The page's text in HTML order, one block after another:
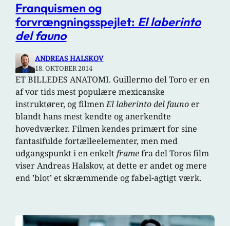
Franquismen og
forvrængningsspejlet: El laberinto
del fauno
ANDREAS HALSKOV
18. OKTOBER 2014
ET BILLEDES ANATOMI. Guillermo del Toro er en
af vor tids mest populære mexicanske
instruktører, og filmenEl laberinto del fauno er
blandt hans mest kendte og anerkendte
hovedværker. Filmen kendes primært for sine
fantasifulde fortælleelementer, men med
udgangspunkt i en enkeltframefra del Toros film
viser Andreas Halskov, at dette er andet og mere
end ’blot’ et skræmmende og fabel-agtigt værk.